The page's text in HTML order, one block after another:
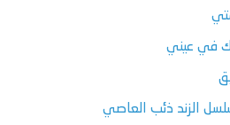
في عيني
الزند ذئب العاصي